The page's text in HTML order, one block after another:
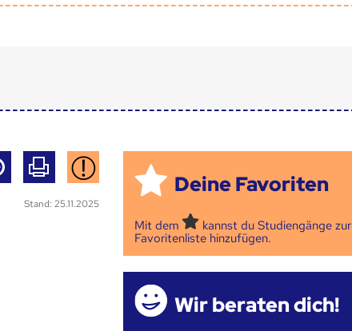
Stand: 25.11.2025
Deine Favoriten
Mit dem
kannst du Studiengänge zur
Favoritenliste hinzufügen.
Wir beraten dich!